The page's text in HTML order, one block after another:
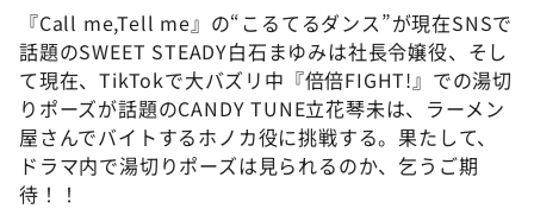
『Call me,Tell me』の“こるてるダンス”が現在SNSで
話題のSWEET STEADY白石まゆみは社長令嬢役、そし
て現在、TikTokで大バズリ中『倍倍FIGHT!』での湯切
りポーズが話題のCANDY TUNE立花琴未は、ラーメン
屋さんでバイトするホノカ役に挑戦する。果たして、
ドラマ内で湯切りポーズは見られるのか、乞うご期
待！！